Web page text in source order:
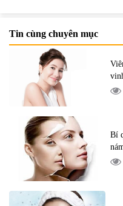
Tin cùng chuyên mục
Bí